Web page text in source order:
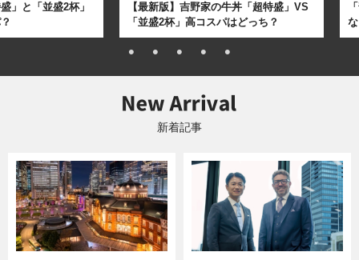
」と「並盛2杯」
【最新版】吉野家の牛丼「超特盛」VS
「並盛2杯」高コスパはどっち？
新着記事